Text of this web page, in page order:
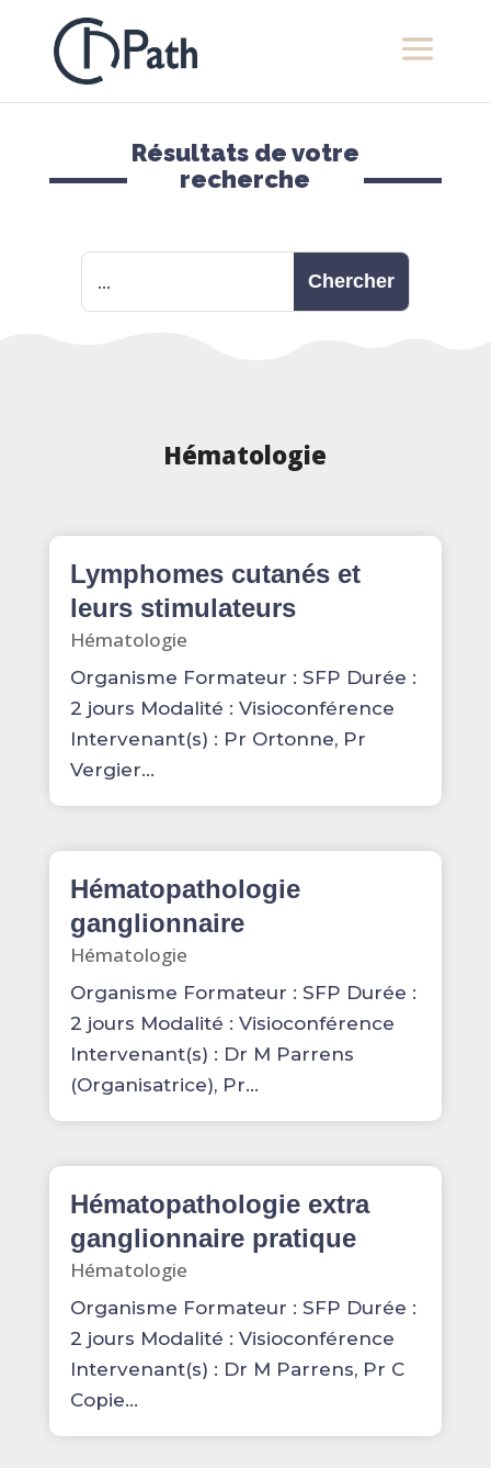
Résultats de votre
recherche
Hématologie
Lymphomes cutanés et
leurs stimulateurs
Hématologie
Organisme Formateur : SFP Durée :
2 jours Modalité : Visioconférence
Intervenant(s) : Pr Ortonne, Pr
Vergier...
Hématopathologie
ganglionnaire
Hématologie
Organisme Formateur : SFP Durée :
2 jours Modalité : Visioconférence
Intervenant(s) : Dr M Parrens
(Organisatrice), Pr...
Hématopathologie extra
ganglionnaire pratique
Hématologie
Organisme Formateur : SFP Durée :
2 jours Modalité : Visioconférence
Intervenant(s) : Dr M Parrens, Pr C
Copie...